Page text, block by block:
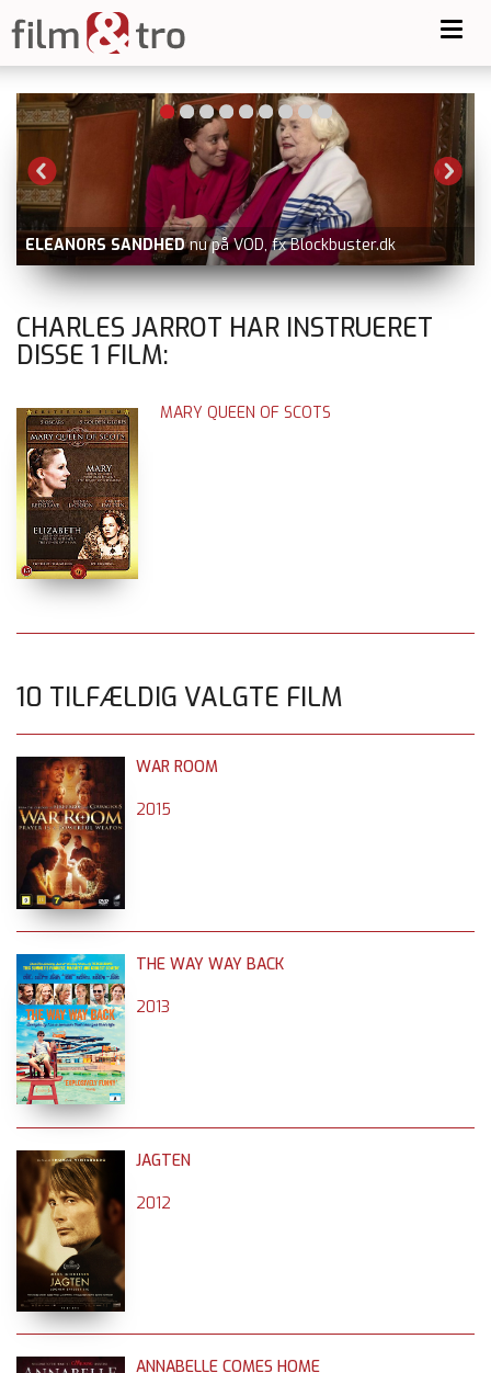
ELEANORS SANDHED nu på VOD, fx Blockbuster.dk
CHARLES JARROT HAR INSTRUERET
DISSE 1 FILM:
MARY QUEEN OF SCOTS
10 TILFÆLDIG VALGTE FILM
WAR ROOM
2015
THE WAY WAY BACK
2013
JAGTEN
2012
ANNABELLE COMES HOME